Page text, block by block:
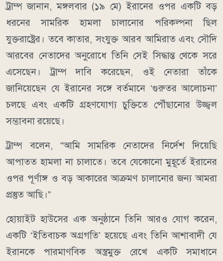
ট্রাম্প জানান, মঙ্গলবার (১৯ মে) ইরানের ওপর একটি বড়
ধরনের সামরিক হামলা চালানোর পরিকল্পনা ছিল
যুক্তরাষ্ট্রের। তবে কাতার, সংযুক্ত আরব আমিরাত এবং সৌদি
আরবের নেতাদের অনুরোধে তিনি সেই সিদ্ধান্ত থেকে সরে
এসেছেন। ট্রাম্প দাবি করেছেন, ওই নেতারা তাঁকে
জানিয়েছেন যে ইরানের সঙ্গে বর্তমানে ‘গুরুতর আলোচনা’
চলছে এবং একটি গ্রহণযোগ্য চুক্তিতে পৌঁছানোর উজ্জ্বল
সম্ভাবনা রয়েছে।
ট্রাম্প বলেন, “আমি সামরিক নেতাদের নির্দেশ দিয়েছি
আপাতত হামলা না চালাতে। তবে যেকোনো মুহূর্তে ইরানের
ওপর পূর্ণাঙ্গ ও বড় আকারের আক্রমণ চালানোর জন্য আমরা
প্রস্তুত আছি।”
হোয়াইট হাউসের এক অনুষ্ঠানে তিনি আরও যোগ করেন,
একটি ‘ইতিবাচক অগ্রগতি’ হয়েছে এবং তিনি আশাবাদী যে
ইরানকে পারমাণবিক অস্ত্রমুক্ত রেখে একটি সমাধানে